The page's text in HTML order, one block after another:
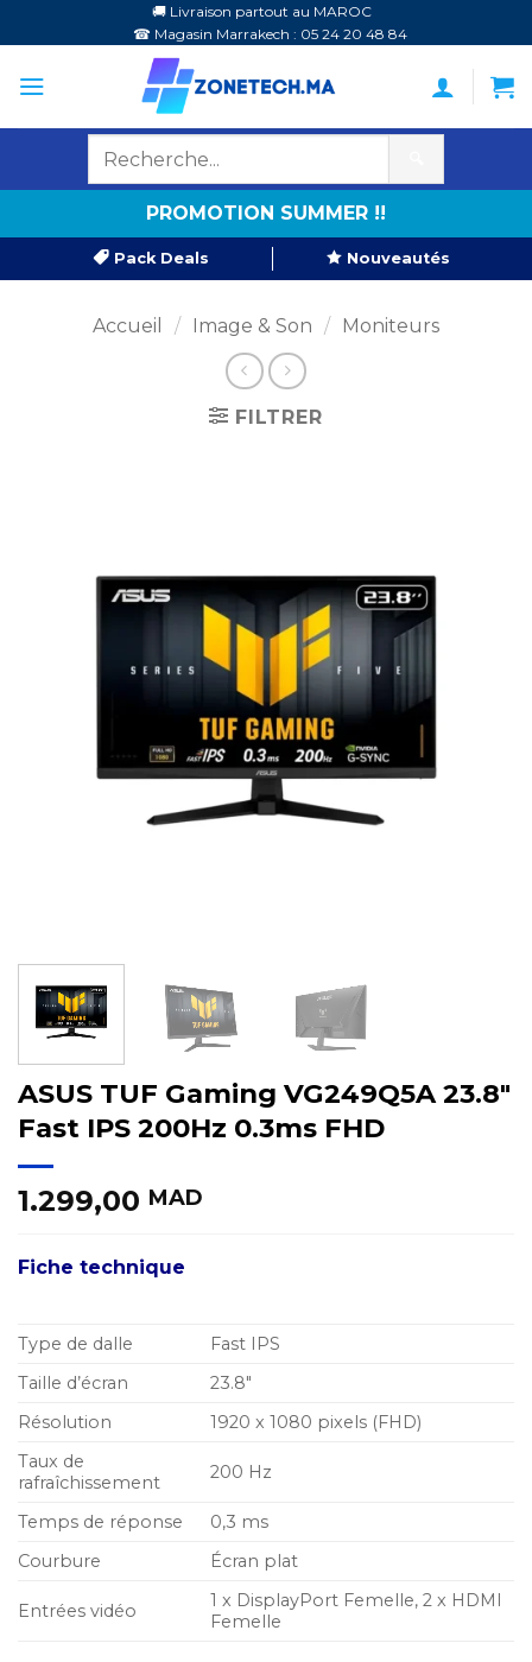
au
contenu
🚚 Livraison partout au MAROC
☎ Magasin Marrakech : 05 24 20 48 84
PROMOTION SUMMER !!
Pack Deals Nouveautés
Accueil / Image & Son / Moniteurs
FILTRER
ASUS TUF Gaming VG249Q5A 23.8″
Fast IPS 200Hz 0.3ms FHD
1.299,00 MAD
Fiche technique
Type de dalle
Fast IPS
Taille d’écran
23.8″
Résolution
1920 x 1080 pixels (FHD)
Taux de
rafraîchissement
200 Hz
Temps de réponse
0,3 ms
Courbure
Écran plat
Entrées vidéo
1 x DisplayPort Femelle, 2 x HDMI
Femelle